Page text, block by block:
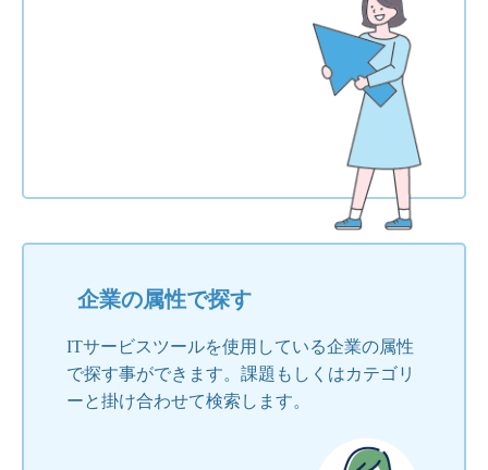
企業の属性で探す
ITサービスツールを使用している企業の属性
で探す事ができます。課題もしくはカテゴリ
ーと掛け合わせて検索します。